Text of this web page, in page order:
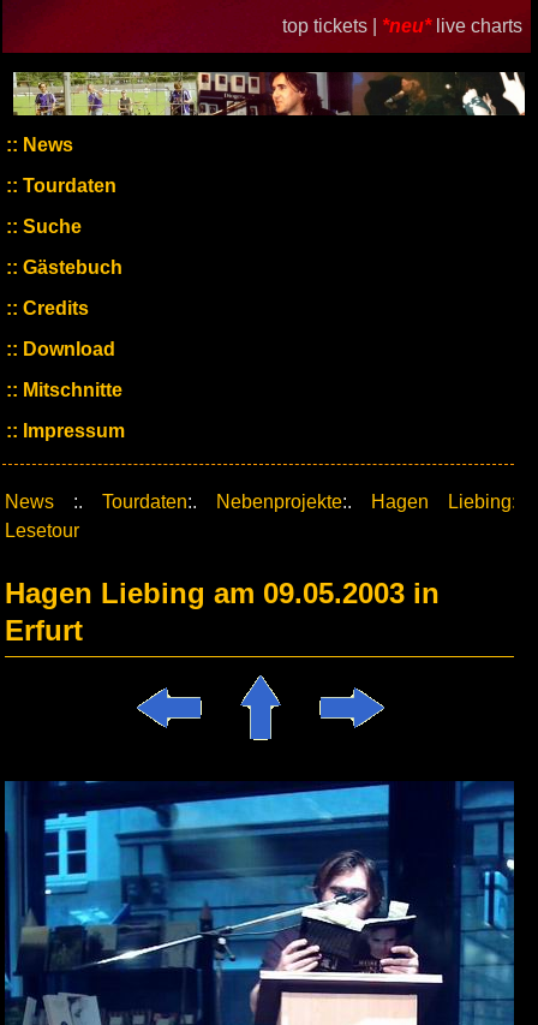
top tickets | *neu* live charts
News
Tourdaten
Suche
Gästebuch
Credits
Download
Mitschnitte
Impressum
News :. Tourdaten:. Nebenprojekte:.
Hagen Liebing:
Lesetour
Hagen Liebing am 09.05.2003 in
Erfurt